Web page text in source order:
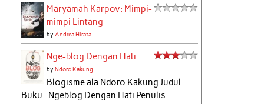
Maryamah Karpov: Mimpi-
mimpi Lintang
byAndrea Hirata
Nge-blog Dengan Hati
byNdoro Kakung
Blogisme ala Ndoro Kakung Judul
Buku : Ngeblog Dengan Hati Penulis :